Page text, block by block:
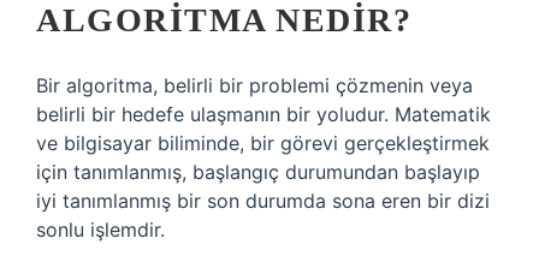
ALGORITMA NEDIR?
Bir algoritma, belirli bir problemi çözmenin veya
belirli bir hedefe ulaşmanın bir yoludur. Matematik
ve bilgisayar biliminde, bir görevi gerçekleştirmek
için tanımlanmış, başlangıç ​​durumundan başlayıp
iyi tanımlanmış bir son durumda sona eren bir dizi
sonlu işlemdir.